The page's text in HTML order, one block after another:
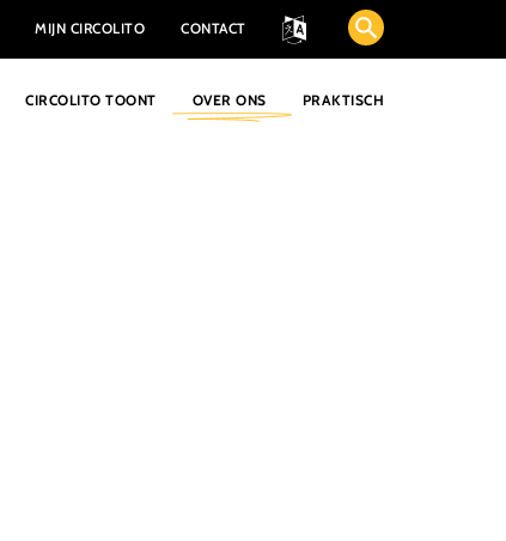
MIJN CIRCOLITO CONTACT
CIRCOLITO TOONT OVER ONS PRAKTISCH